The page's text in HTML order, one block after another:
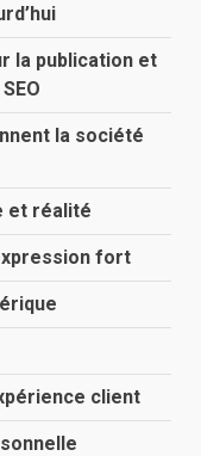
la publication et
la société
et réalité
fort
client